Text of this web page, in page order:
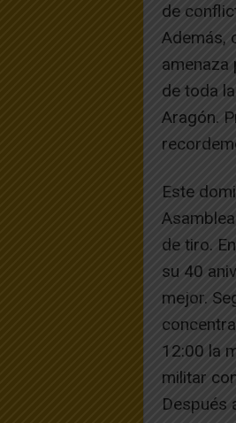
de
Además,
amenaza
de toda
Aragón.
Este
de tiro.
su 40
mejor.
12:00 la
militar
Después